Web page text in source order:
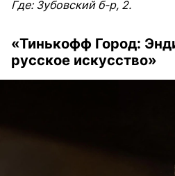
Где: Зубовский б-р, 2.
«Тинькофф Город:
русское искусство»